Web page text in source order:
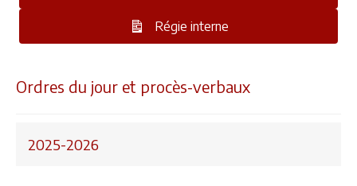
Régie interne
Ordres du jour et procès-verbaux
2025-2026